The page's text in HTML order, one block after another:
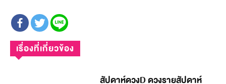
เรื่องที่เกี่ยวข้อง
สัปดาห์ดวงD ดวงรายสัปดาห์